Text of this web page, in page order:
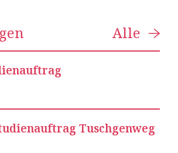
Alle
Tuschgenweg